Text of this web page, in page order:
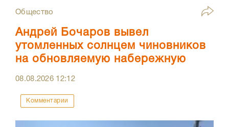
Общество
Андрей Бочаров вывел
утомленных солнцем чиновников
на обновляемую набережную
08.08.2026 12:12
Комментарии